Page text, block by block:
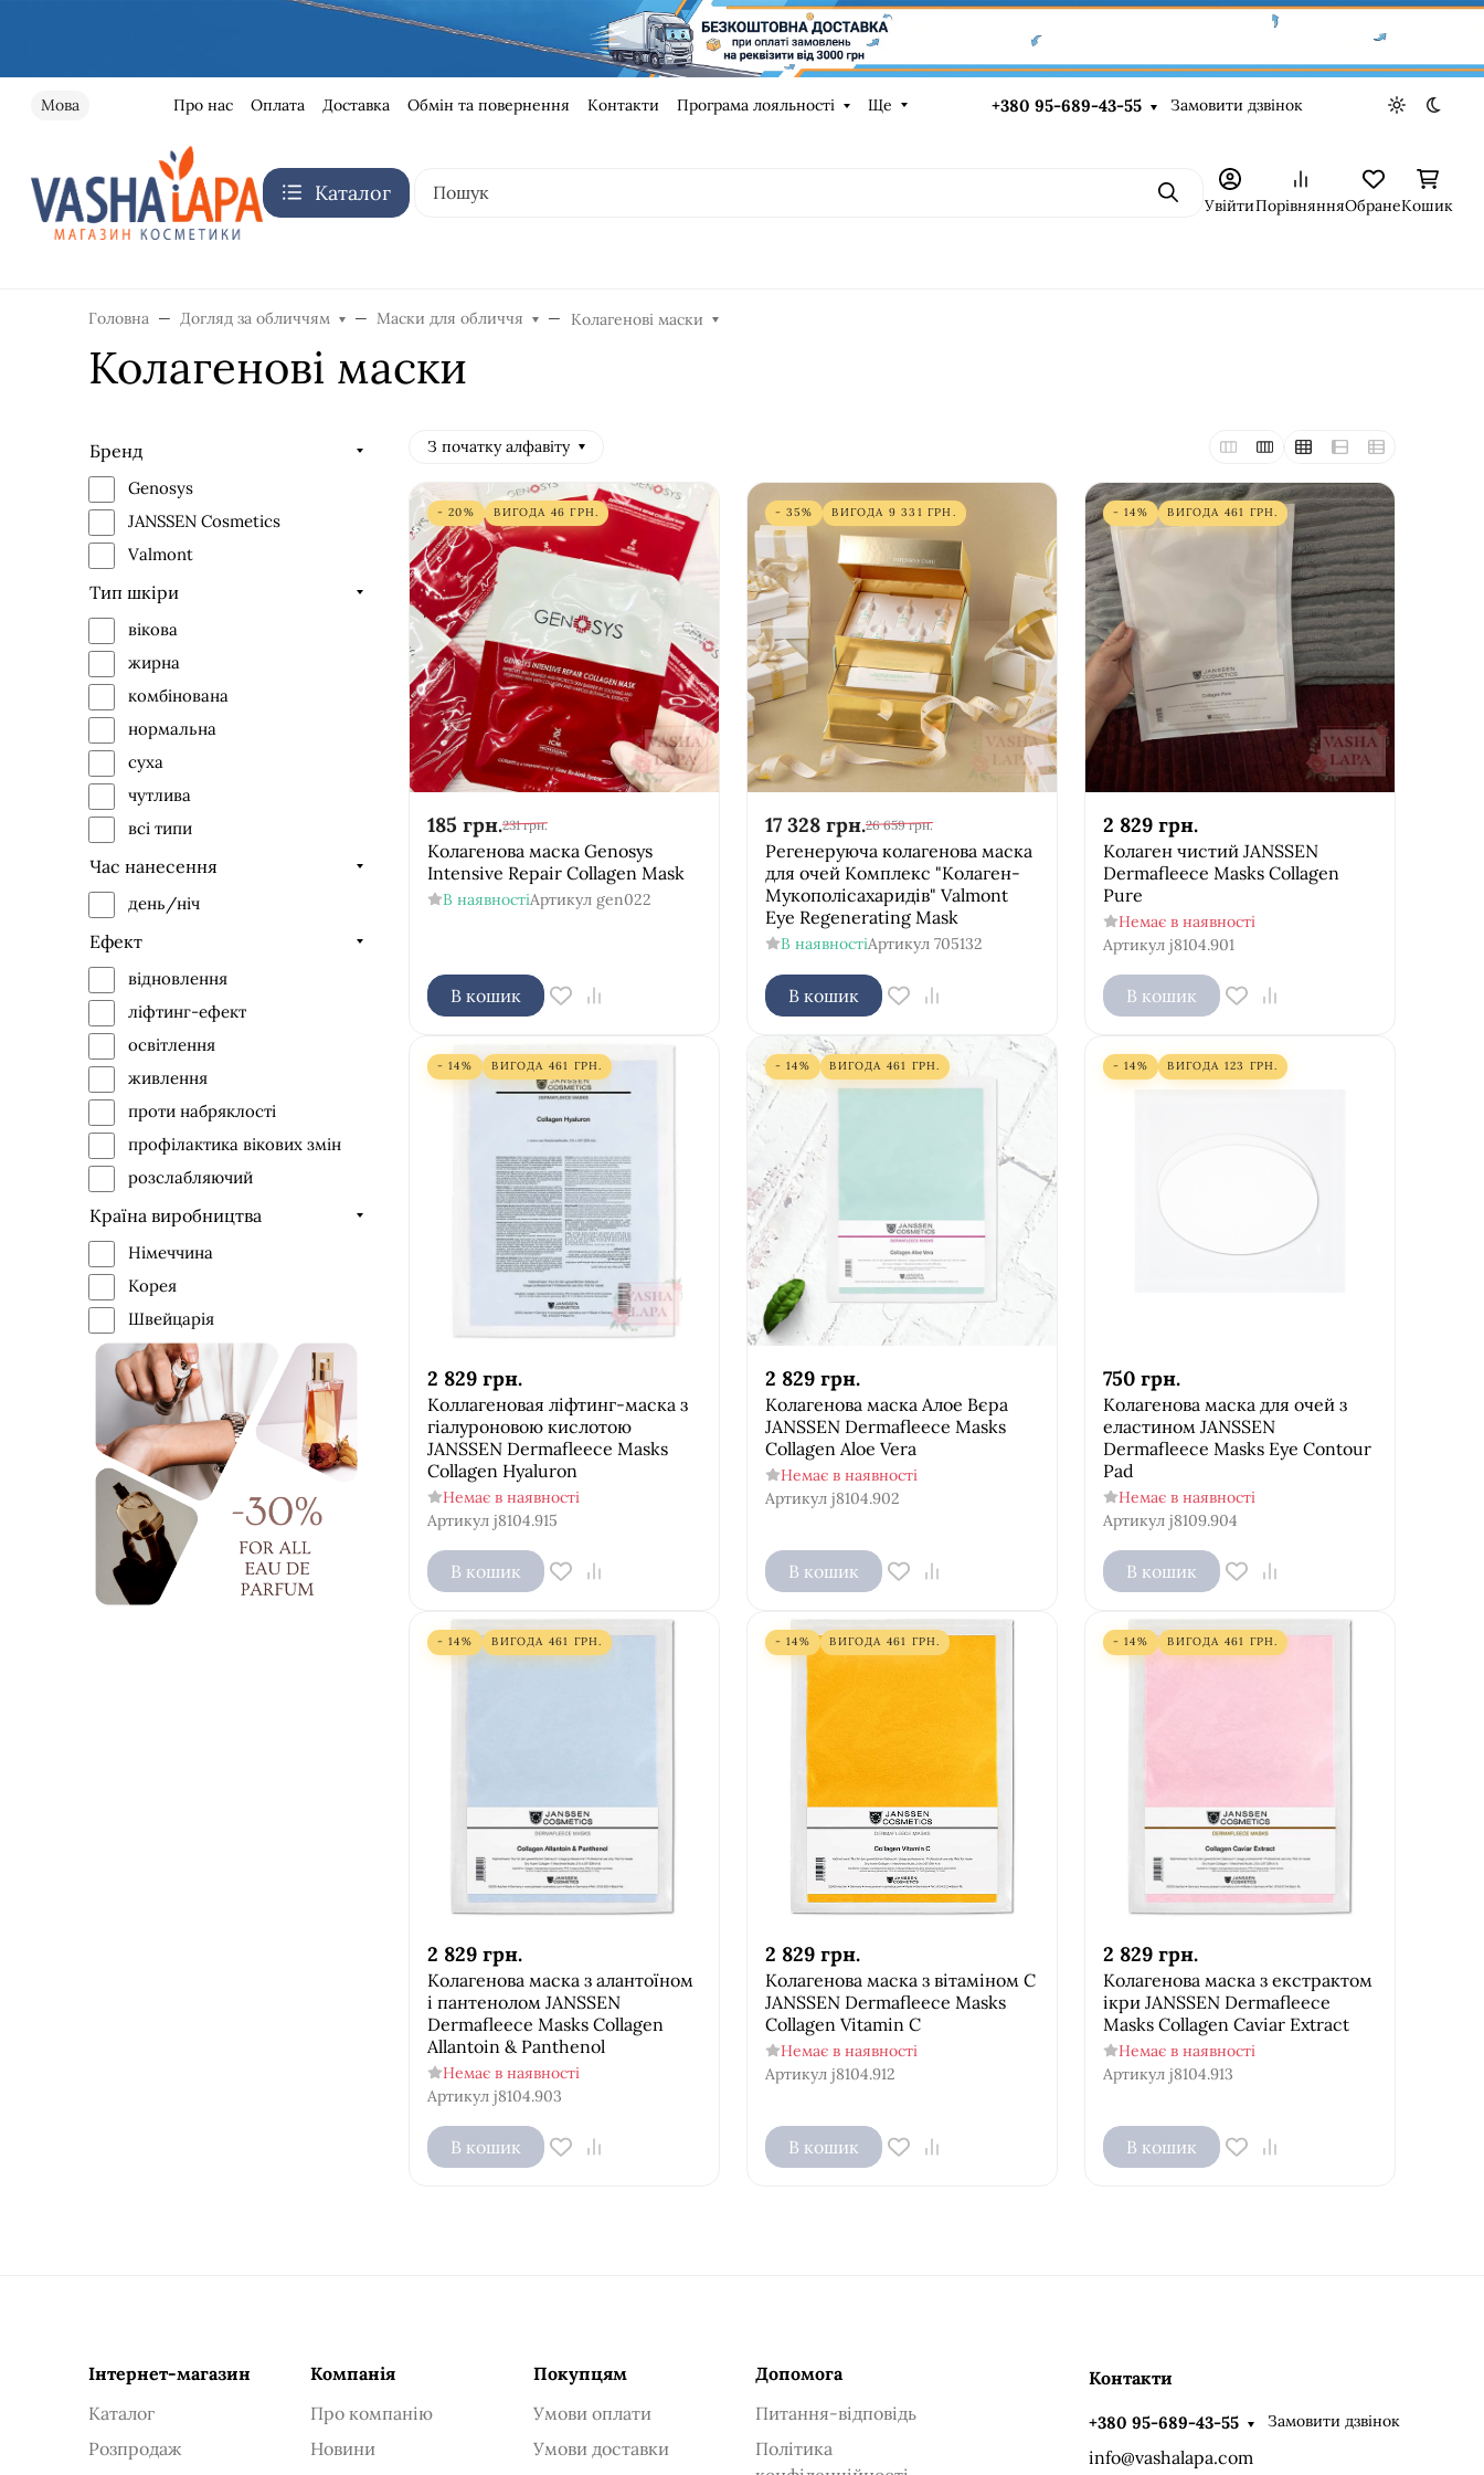
Мова Про нас Оплата Доставка Обмін та повернення Контакти Програма лояльності Ще +380 95-689-43-55 Замовити дзвінок Light theme
Dark
Каталог ПошукУвійтиПорівнянняОбранеКошик
Головна Догляд за обличчям Маски для обличчя Колагенові маски
Колагенові маски
Бренд
Genosys
JANSSEN Cosmetics
Valmont
Тип шкіри
вікова
жирна
комбінована
нормальна
суха
чутлива
всі типи
Час нанесення
день/ніч
Ефект
відновлення
ліфтинг-ефект
освітлення
живлення
проти набряклості
профілактика вікових змін
розслабляючий
зволоження
заспокійливий ефект
зміцнення
Країна виробництва
Німеччина
Корея
Швейцарія
З початку алфавіту
- 20% ВИГОДА 46 ГРН.
185 грн.231 грн.
Колагенова маска Genosys
Intensive Repair Collagen Mask
В наявностіАртикул gen022
В кошик
- 35% ВИГОДА 9 331 ГРН.
17 328 грн.26 659 грн.
Регенеруюча колагенова маска
для очей Комплекс "Колаген-
Мукополісахаридів" Valmont
Eye Regenerating Mask
В наявностіАртикул 705132
В кошик
- 14% ВИГОДА 461 ГРН.
2 829 грн.
Колаген чистий JANSSEN
Dermafleece Masks Collagen
Pure
Немає в наявності
Артикул j8104.901
В кошик
- 14% ВИГОДА 461 ГРН.
2 829 грн.
Коллагеновая ліфтинг-маска з
гіалуроновою кислотою
JANSSEN Dermafleece Masks
Collagen Нyaluron
Немає в наявності
Артикул j8104.915
В кошик
- 14% ВИГОДА 461 ГРН.
2 829 грн.
Колагенова маска Алое Вєра
JANSSEN Dermafleece Masks
Collagen Aloe Vera
Немає в наявності
Артикул j8104.902
В кошик
- 14% ВИГОДА 123 ГРН.
750 грн.
Колагенова маска для очей з
еластином JANSSEN
Dermafleece Masks Eye Contour
Pad
Немає в наявності
Артикул j8109.904
В кошик
- 14% ВИГОДА 461 ГРН.
2 829 грн.
Колагенова маска з алантоїном
і пантенолом JANSSEN
Dermafleece Masks Collagen
Allantoin & Panthenol
Немає в наявності
Артикул j8104.903
В кошик
- 14% ВИГОДА 461 ГРН.
2 829 грн.
Колагенова маска з вітаміном С
JANSSEN Dermafleece Masks
Collagen Vitamin C
Немає в наявності
Артикул j8104.912
В кошик
- 14% ВИГОДА 461 ГРН.
2 829 грн.
Колагенова маска з екстрактом
ікри JANSSEN Dermafleece
Masks Collagen Caviar Extract
Немає в наявності
Артикул j8104.913
В кошик
Інтернет-магазин
Каталог
Розпродаж
Компанія
Про компанію
Новини
Покупцям
Умови оплати
Умови доставки
Допомога
Питання-відповідь
Політика
Контакти
+380 95-689-43-55 Замовити дзвінок
info@vashalapa.com